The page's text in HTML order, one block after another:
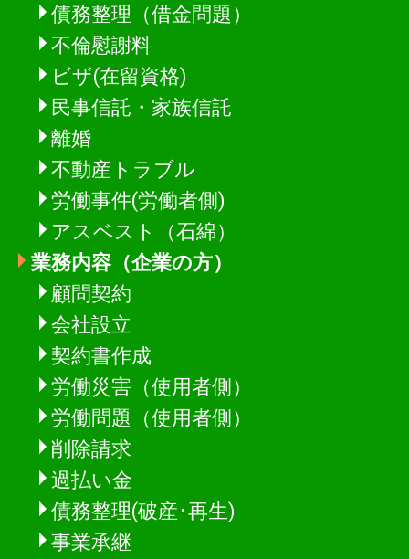
債務整理（借金問題）
不倫慰謝料
ビザ(在留資格)
民事信託・家族信託
離婚
不動産トラブル
労働事件(労働者側)
アスベスト（石綿）
業務内容（企業の方）
顧問契約
会社設立
契約書作成
労働災害（使用者側）
労働問題（使用者側）
削除請求
過払い金
債務整理(破産･再生)
事業承継